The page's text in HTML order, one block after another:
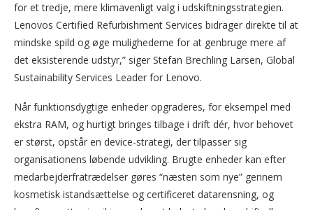
for et tredje, mere klimavenligt valg i udskiftningsstrategien.
Lenovos Certified Refurbishment Services bidrager direkte til at
mindske spild og øge mulighederne for at genbruge mere af
det eksisterende udstyr,” siger Stefan Brechling Larsen, Global
Sustainability Services Leader for Lenovo.
Når funktionsdygtige enheder opgraderes, for eksempel med
ekstra RAM, og hurtigt bringes tilbage i drift dér, hvor behovet
er størst, opstår en device-strategi, der tilpasser sig
organisationens løbende udvikling. Brugte enheder kan efter
medarbejderfratrædelser gøres “næsten som nye” gennem
kosmetisk istandsættelse og certificeret datarensning, og